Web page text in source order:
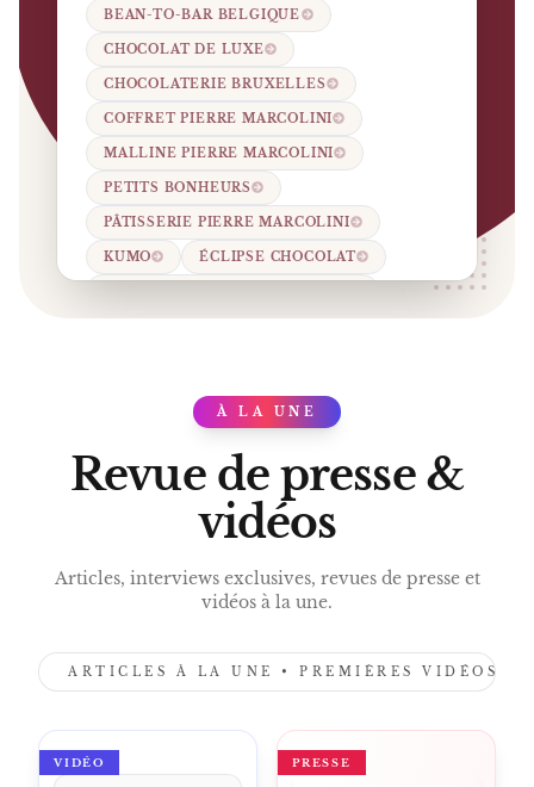
BEAN-TO-BAR BELGIQUE
CHOCOLAT DE LUXE
CHOCOLATERIE BRUXELLES
COFFRET PIERRE MARCOLINI
MALLINE PIERRE MARCOLINI
PETITS BONHEURS
PÂTISSERIE PIERRE MARCOLINI
KUMO ÉCLIPSE CHOCOLAT
GRANDS CRUS DE CACAO
BOUTIQUE PIERRE MARCOLINI
CADEAU CHOCOLAT
CADEAU D’ENTREPRISE
FOURNISSEUR BREVETÉ DE LA COUR
PRESS
À LA UNE
Revue de presse &
vidéos
Articles, interviews exclusives, revues de presse et
vidéos à la une.
ARTICLES À LA UNE • PREMIÈRES VIDÉOS •
VIDÉO PRESSE